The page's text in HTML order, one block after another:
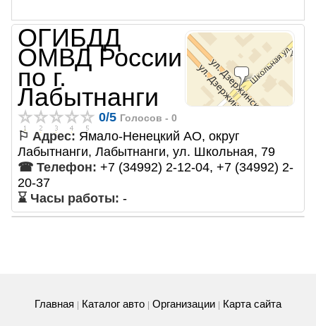
ОГИБДД
ОМВД России
по г.
Лабытнанги
0/5 Голосов - 0
⚐ Адрес: Ямало-Ненецкий АО, округ
Лабытнанги, Лабытнанги, ул. Школьная, 79
☎ Телефон: +7 (34992) 2-12-04, +7 (34992) 2-
20-37
⌛ Часы работы: -
Главная Каталог авто Организации Карта сайта